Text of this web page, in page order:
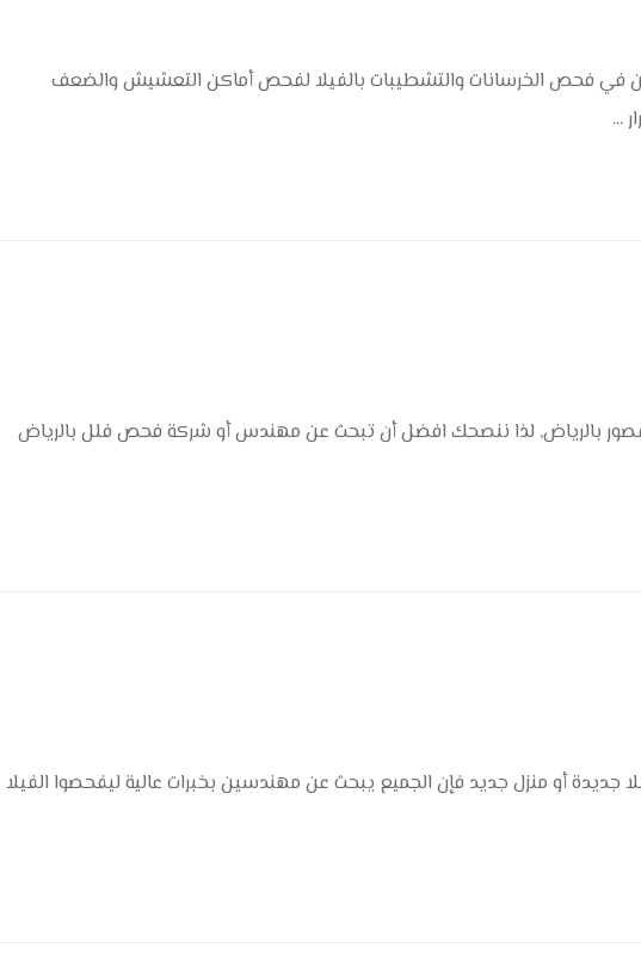
في فحص الخرسانات والتشطيبات بالفيلا لفحص أماكن التعشيش والضعف
...
القصور بالرياض, لذا ننصحك افضل أن تبحث عن مهندس أو شركة فحص فلل بالرياض
جديدة أو منزل جديد فإن الجميع يبحث عن مهندسين بخبرات عالية ليفحصوا الفيلا